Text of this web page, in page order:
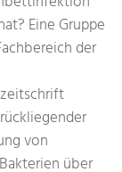
Eine Gruppe
der
von
über